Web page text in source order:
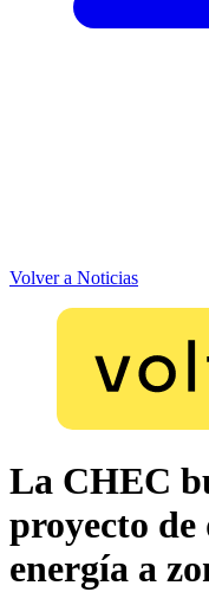
Volver a Noticias
La CHEC
proyecto
energía a